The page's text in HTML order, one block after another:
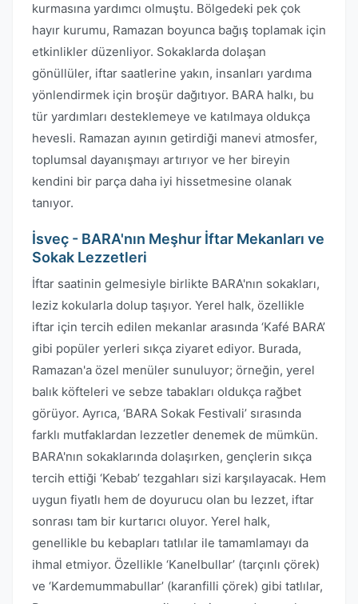
kurmasına yardımcı olmuştu. Bölgedeki pek çok
hayır kurumu, Ramazan boyunca bağış toplamak için
etkinlikler düzenliyor. Sokaklarda dolaşan
gönüllüler, iftar saatlerine yakın, insanları yardıma
yönlendirmek için broşür dağıtıyor. BARA halkı, bu
tür yardımları desteklemeye ve katılmaya oldukça
hevesli. Ramazan ayının getirdiği manevi atmosfer,
toplumsal dayanışmayı artırıyor ve her bireyin
kendini bir parça daha iyi hissetmesine olanak
tanıyor.
İsveç - BARA'nın Meşhur İftar Mekanları ve
Sokak Lezzetleri
İftar saatinin gelmesiyle birlikte BARA'nın sokakları,
leziz kokularla dolup taşıyor. Yerel halk, özellikle
iftar için tercih edilen mekanlar arasında ‘Kafé BARA’
gibi popüler yerleri sıkça ziyaret ediyor. Burada,
Ramazan'a özel menüler sunuluyor; örneğin, yerel
balık köfteleri ve sebze tabakları oldukça rağbet
görüyor. Ayrıca, ‘BARA Sokak Festivali’ sırasında
farklı mutfaklardan lezzetler denemek de mümkün.
BARA'nın sokaklarında dolaşırken, gençlerin sıkça
tercih ettiği ‘Kebab’ tezgahları sizi karşılayacak. Hem
uygun fiyatlı hem de doyurucu olan bu lezzet, iftar
sonrası tam bir kurtarıcı oluyor. Yerel halk,
genellikle bu kebapları tatlılar ile tamamlamayı da
ihmal etmiyor. Özellikle ‘Kanelbullar’ (tarçınlı çörek)
ve ‘Kardemummabullar’ (karanfilli çörek) gibi tatlılar,